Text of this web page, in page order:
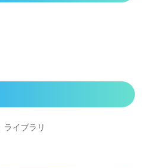
ライブラリ